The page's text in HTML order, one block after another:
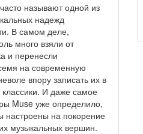
называют одной из
надежд
В самом деле,
много взяли от
и перенесли
на современную
впору записать их в
И даже самое
Muse уже определило,
настроены на покорение
музыкальных вершин.